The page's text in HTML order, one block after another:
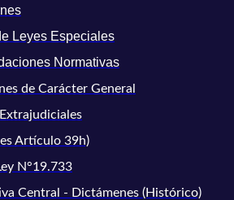
Leyes Especiales
Normativas
de Carácter General
Artículo 39h)
N°19.733
Central - Dictámenes (Histórico)